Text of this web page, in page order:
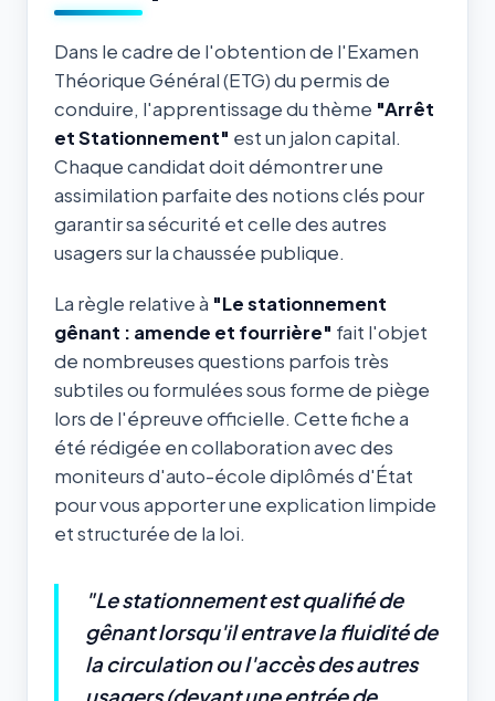
Dans le cadre de l'obtention de l'Examen
Théorique Général (ETG) du permis de
conduire, l'apprentissage du thème "Arrêt
et Stationnement" est un jalon capital.
Chaque candidat doit démontrer une
assimilation parfaite des notions clés pour
garantir sa sécurité et celle des autres
usagers sur la chaussée publique.
La règle relative à "Le stationnement
gênant : amende et fourrière" fait l'objet
de nombreuses questions parfois très
subtiles ou formulées sous forme de piège
lors de l'épreuve officielle. Cette fiche a
été rédigée en collaboration avec des
moniteurs d'auto-école diplômés d'État
pour vous apporter une explication limpide
et structurée de la loi.
"Le stationnement est qualifié de
gênant lorsqu'il entrave la fluidité de
la circulation ou l'accès des autres
usagers (devant une entrée de